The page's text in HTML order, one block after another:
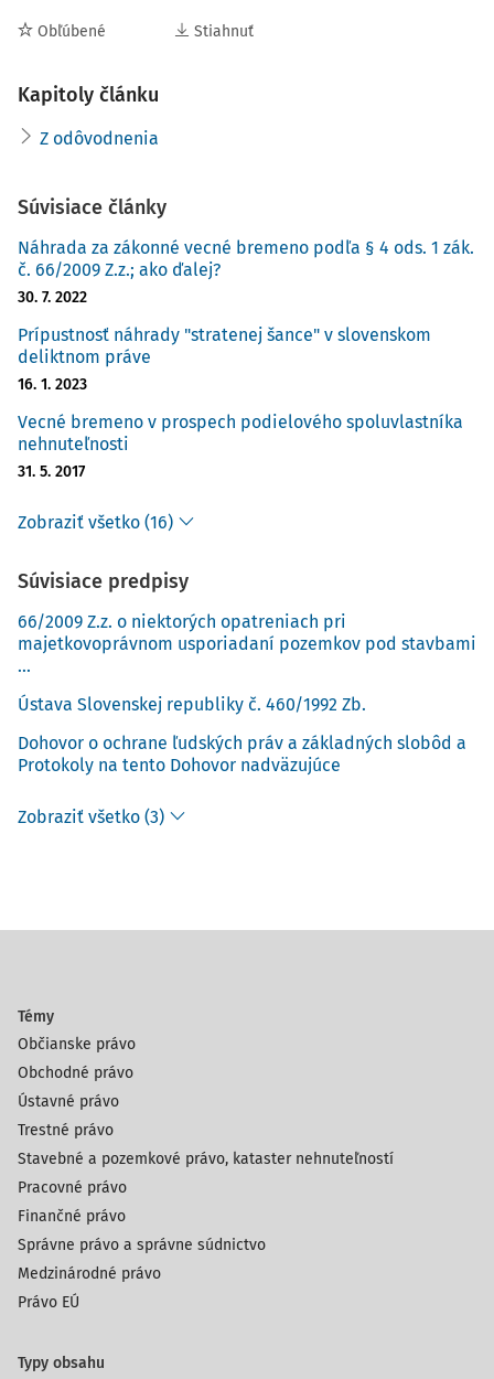
nález ústavného súdu vo veci pod sp. zn.
tom, že napadnutý rozsudok neobsahuje odôvodnenie
odchýlenia sa od právneho názoru ústavného súdu
vyjadreného v náleze pod sp. zn.
bremena nie
Obľúbené Stiahnuť
Kapitoly článku
Z odôvodnenia
Súvisiace články
Náhrada za zákonné vecné bremeno podľa § 4 ods. 1 zák.
č. 66/2009 Z.z.; ako ďalej?
30. 7. 2022
Prípustnosť náhrady "stratenej šance" v slovenskom
deliktnom práve
16. 1. 2023
Vecné bremeno v prospech podielového spoluvlastníka
nehnuteľnosti
31. 5. 2017
Zobraziť všetko (16)
Súvisiace predpisy
66/2009 Z.z. o niektorých opatreniach pri
majetkovoprávnom usporiadaní pozemkov pod stavbami
...
Ústava Slovenskej republiky č. 460/1992 Zb.
Dohovor o ochrane ľudských práv a základných slobôd a
Protokoly na tento Dohovor nadväzujúce
Zobraziť všetko (3)
Témy
Občianske právo
Obchodné právo
Ústavné právo
Trestné právo
Stavebné a pozemkové právo, kataster nehnuteľností
Pracovné právo
Finančné právo
Správne právo a správne súdnictvo
Medzinárodné právo
Právo EÚ
Typy obsahu